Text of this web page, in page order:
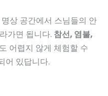
상 공간에서 스님들의 안
가면 됩니다. 참선, 염불,
어렵지 않게 체험할 수
어 있답니다.